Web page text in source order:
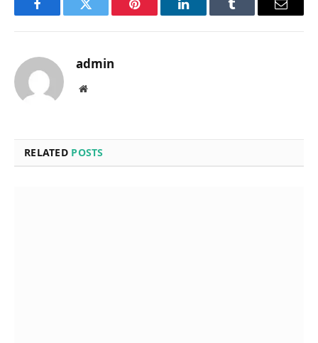
FacebookTwitter Pinterest LinkedInTumblr Email
admin
Website
RELATED POSTS